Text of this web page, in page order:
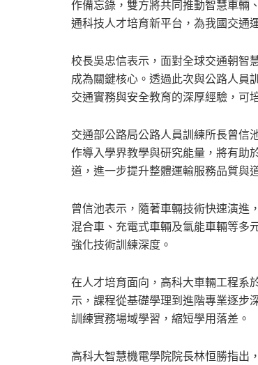
作備忘錄，雙方將共同推動智慧車輛
通科技人才培育新平台，為我國交通
校長吳忠信表示，面對全球交通朝智
成為關鍵核心。透過此次與公路人員
交通實務與安全教育的深厚經驗，可
交通部公路局公路人員訓練所長曾信
作導入學界教學與研究能量，將有助
道，進一步提升整體運輸服務品質與
曾信池表示，隨著車輛技術快速演進
混合車、充電式車輛及氫能車輛等多
強化技術訓練深度。
在人才培育面向，高科大車輛工程系
示，課程從基礎學理到進階專業逐步
訓練實務場域學習，縮短學用落差。
高科大智慧機電學院院長林恒勝指出